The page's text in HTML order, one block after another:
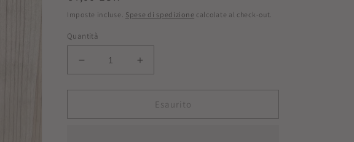
di
listino
Imposte incluse. Spese di spedizione calcolate al check-out.
Quantità
Diminuisci
quantità
per
Aumenta
quantità
per
Caserecce
Esaurito